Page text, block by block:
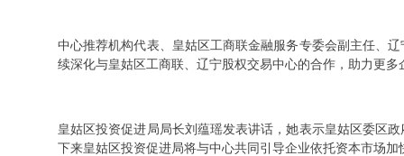
中心推荐机构代表、皇姑区工商联金融服务专委会副主任、
续深化与皇姑区工商联、辽宁股权交易中心的合作，助力更
皇姑区投资促进局局长刘蕴瑶发表讲话，她表示皇姑区委区
下来皇姑区投资促进局将与中心共同引导企业依托资本市场